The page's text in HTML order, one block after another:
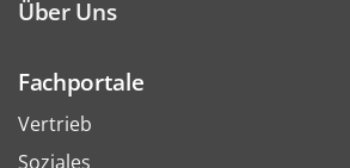
Über Uns
Fachportale
Vertrieb
Soziales